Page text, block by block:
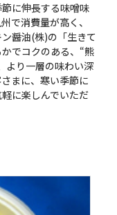
に伸長する味噌味
で消費量が高く、
醤油(株)の「生きて
でコクのある、“熊
より一層の味わい深
まに、寒い季節に
に楽しんでいただ